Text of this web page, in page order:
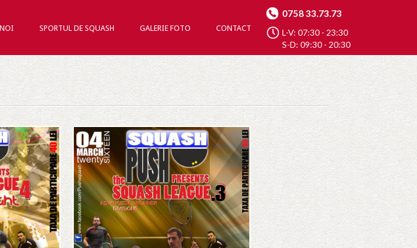
SPORTUL DE SQUASH GALERIE FOTO CONTACT
0758 33.73.73
L-V: 07:30 - 23:30
S-D: 09:30 - 20:30